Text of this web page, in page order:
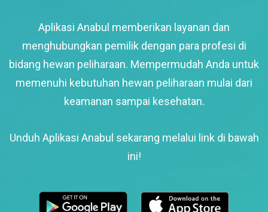
Aplikasi Anabul memberikan layanan dan
menghubungkan pemilik dengan para profesi di
bidang hewan peliharaan. Mempermudah Anda untuk
memenuhi kebutuhan hewan peliharaan mulai dari
keamanan sampai kesehatan.
Unduh Aplikasi Anabul sekarang melalui link di bawah
ini!